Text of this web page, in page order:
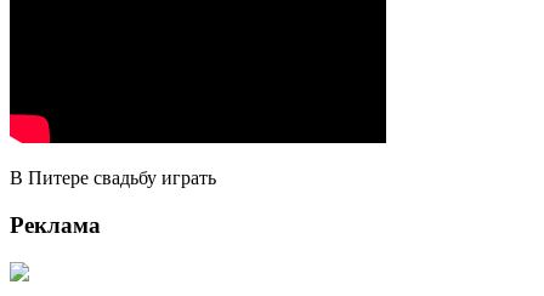
В Питере свадьбу играть
Реклама